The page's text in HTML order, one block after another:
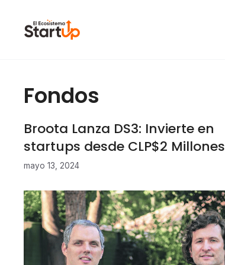
Fondos
Broota Lanza DS3: Invierte en
startups desde CLP$2 Millones
mayo 13, 2024